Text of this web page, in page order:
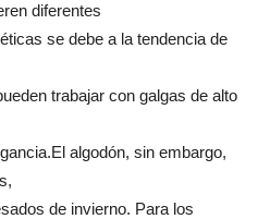
diferentes
se debe a la tendencia de
trabajar con galgas de alto
algodón, sin embargo,
de invierno. Para los